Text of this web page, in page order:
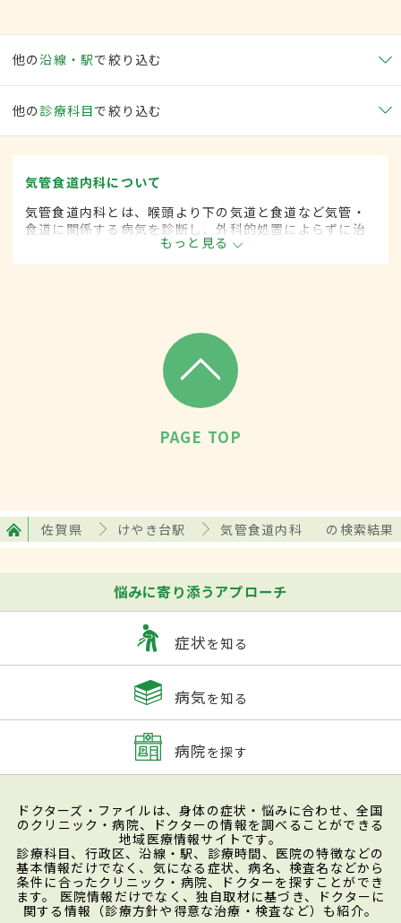
他の沿線・駅で絞り込む
他の 診療科目で絞り込む
気管食道内科について
気管食道内科とは、喉頭より下の気道と食道など気管・
食道に関係する病気を診断し、外科的処置によらずに治
療する内科の一領域です。平成20年4月の制度改正前
は、気管食道科と呼ばれていました。
もっと見る
PAGE TOP
佐賀県 けやき台駅 気管食道内科 の検索結果
悩みに寄り添うアプローチ
症状を知る
病気を知る
病院を探す
ドクターズ・ファイルは、身体の症状・悩みに合わせ、全国
のクリニック・病院、ドクターの情報を調べることができる
地域医療情報サイトです。
診療科目、行政区、沿線・駅、診療時間、医院の特徴などの
基本情報だけでなく、気になる症状、病名、検査名などから
条件に合ったクリニック・病院、ドクターを探すことができ
ます。 医院情報だけでなく、独自取材に基づき、ドクターに
関する情報（診療方針や得意な治療・検査など）も紹介。